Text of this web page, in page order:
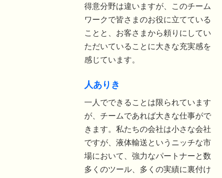
得意分野は違いますが、このチーム
ワークで皆さまのお役に立てている
ことと、お客さまから頼りにしてい
ただいていることに大きな充実感を
感じています。
人ありき
一人でできることは限られています
が、チームであれば大きな仕事がで
きます。私たちの会社は小さな会社
ですが、液体輸送というニッチな市
場において、強力なパートナーと数
多くのツール、多くの実績に裏付け